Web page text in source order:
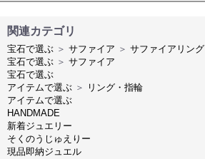
関連カテゴリ
宝石で選ぶ ＞ サファイア ＞ サファイアリング
宝石で選ぶ ＞ サファイア
宝石で選ぶ
アイテムで選ぶ ＞
リング・指輪
アイテムで選ぶ
HANDMADE
新着ジュエリー
そくのうじゅえりー
現品即納ジュエル